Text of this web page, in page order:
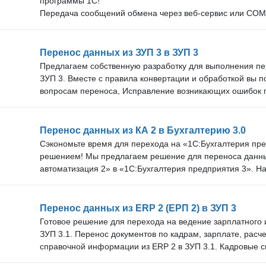
специалиста.
Передача сообщений обмена через веб-сервис или СОМ
Перенос данных из ЗУП 3 в ЗУП 3
Предлагаем собственную разработку для выполнения
ЗУП 3. Вместе с правила конвертации и обработкой вы
вопросам переноса, Исправление возникающих ошибок
обновляем решение под новые версии программ. Срок
бесплатных обновлений зависит от тарифа. В нашей
специалистов. Проверка перед покупкой: Вы можете
решение на своём сервере. Оставьте заявку, и мы
Перенос данных из КА 2 в Бухгалтерию 3.0
Сэкономьте время для перехода на «1С:Бухгалтерия
решением! Мы предлагаем решение для переноса
автоматизация 2» в «1С:Бухгалтерия предприятия 3».
документы за выбранный период и нормативно-
Пожелания и идеи по улучшению функционала всегда
реализованы без дополнительной оплаты. Техническая
более чем 10 специалистов. Мы оперативно обновляем
Перенос данных из ERP 2 (ЕРП 2) в ЗУП 3
Готовое решение для перехода на ведение зарплатного
ЗУП 3.1. Перенос документов по кадрам, зарплате,
справочной информации из ERP 2 в ЗУП 3.1. Кадровые